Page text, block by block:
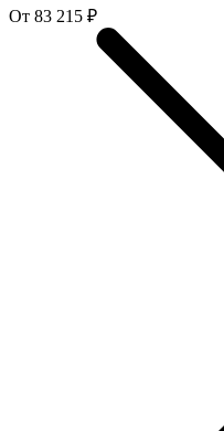
От 83 215 ₽